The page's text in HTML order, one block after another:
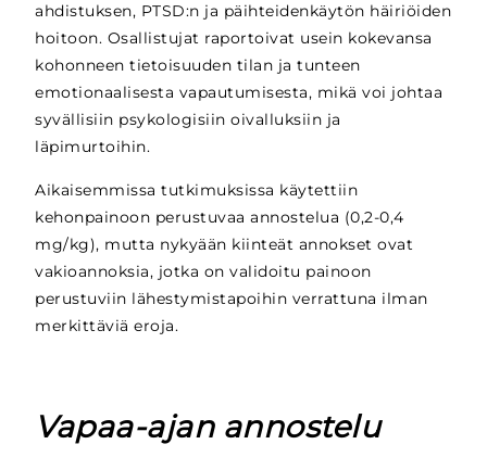
ahdistuksen, PTSD:n ja päihteidenkäytön häiriöiden
hoitoon. Osallistujat raportoivat usein kokevansa
kohonneen tietoisuuden tilan ja tunteen
emotionaalisesta vapautumisesta, mikä voi johtaa
syvällisiin psykologisiin oivalluksiin ja
läpimurtoihin.
Aikaisemmissa tutkimuksissa käytettiin
kehonpainoon perustuvaa annostelua (0,2-0,4
mg/kg), mutta nykyään kiinteät annokset ovat
vakioannoksia, jotka on validoitu painoon
perustuviin lähestymistapoihin verrattuna ilman
merkittäviä eroja.
Vapaa-ajan annostelu